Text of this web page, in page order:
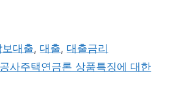
보대출,대출,대출금리
사주택연금론 상품특징에 대한